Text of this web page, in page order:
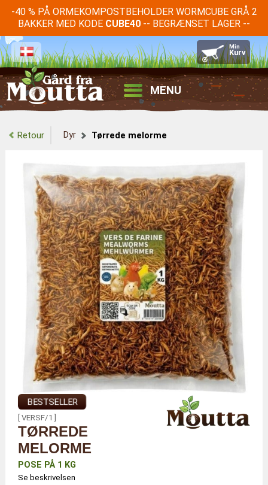
-40 % PÅ ORMEKOMPOSTBEHOLDER WORMCUBE GRÅ 2
BAKKER MED KODE CUBE40 -- BEGRÆNSET LAGER --
MENU
Retour Dyr Tørrede melorme
BESTSELLER
[ VERSF/1 ]
TØRREDE
MELORME
POSE PÅ 1 KG
Se beskrivelsen